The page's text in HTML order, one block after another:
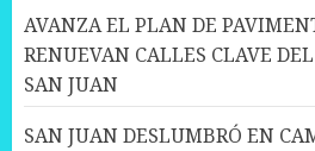
AVANZA EL PLAN DE
RENUEVAN CALLES CLAVE
SAN JUAN
SAN JUAN DESLUMBRÓ EN